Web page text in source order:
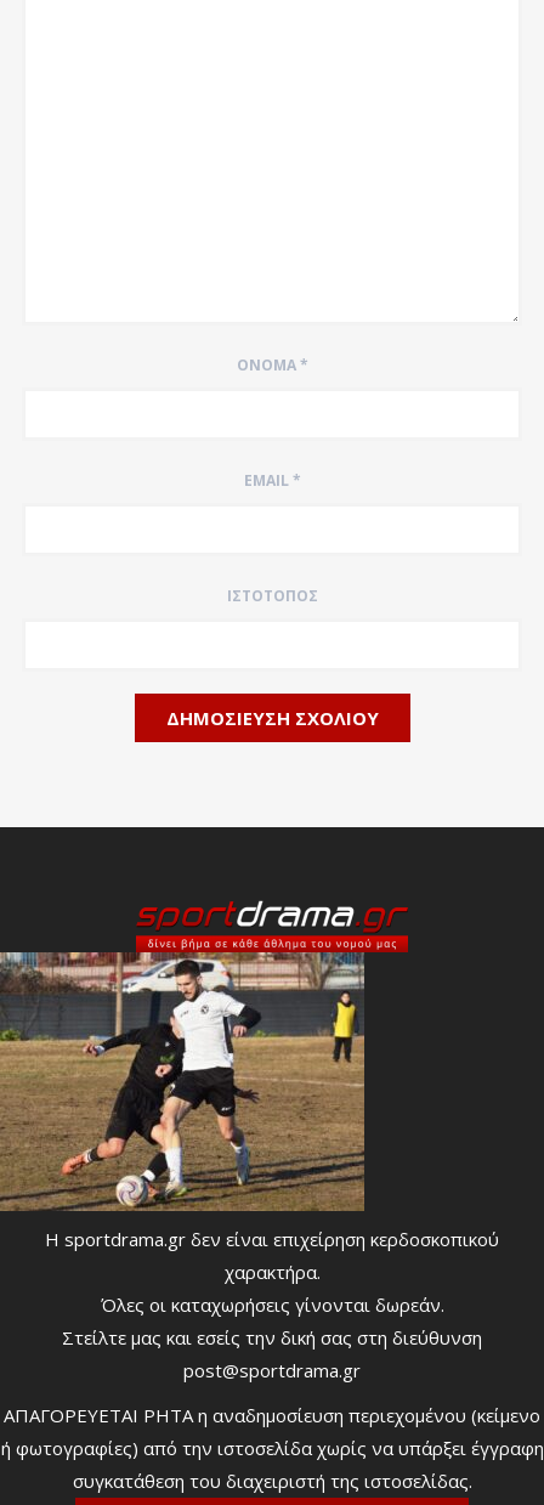
ΌΝΟΜΑ*
EMAIL*
ΙΣΤΌΤΟΠΟΣ
Η sportdrama.gr δεν είναι επιχείρηση κερδοσκοπικού
χαρακτήρα.
Όλες οι καταχωρήσεις γίνονται δωρεάν.
Στείλτε μας και εσείς την δική σας στη διεύθυνση
post@sportdrama.gr
ΑΠΑΓΟΡΕΥΕΤΑΙ ΡΗΤΑ η αναδημοσίευση περιεχομένου (κείμενο
ή φωτογραφίες) από την ιστοσελίδα χωρίς να υπάρξει έγγραφη
συγκατάθεση του διαχειριστή της ιστοσελίδας.